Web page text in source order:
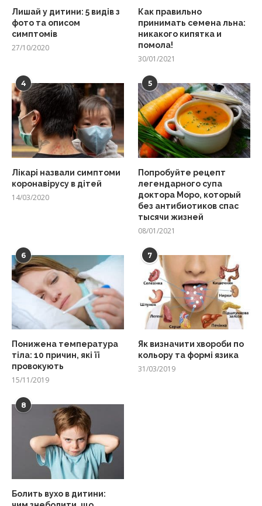
Лишай у дитини: 5 видів з
фото та описом
симптомів
27/10/2020
Как правильно
принимать семена льна:
никакого кипятка и
помола!
30/01/2021
4
Лікарі назвали симптоми
коронавірусу в дітей
14/03/2020
5
Попробуйте рецепт
легендарного супа
доктора Моро, который
без антибиотиков спас
тысячи жизней
08/01/2021
6
Понижена температура
тіла: 10 причин, які її
провокують
15/11/2019
7
Як визначити хвороби по
кольору та формі язика
31/03/2019
8
Болить вухо в дитини: